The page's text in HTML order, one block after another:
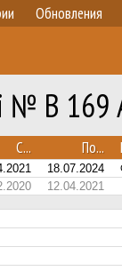
Обновления
№ В 169
С... По...
18.07.2024
12.04.2021